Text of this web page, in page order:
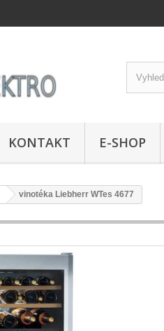
KONTAKT E-SHOP
vinotéka Liebherr WTes 4677